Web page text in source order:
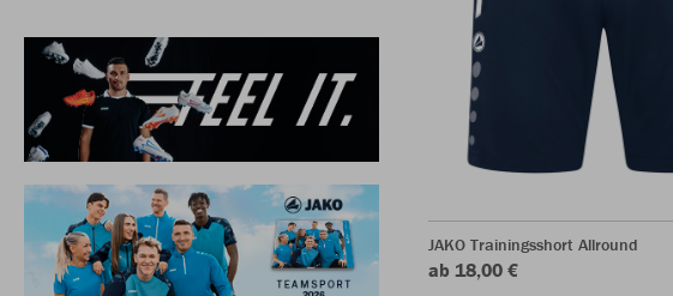
JAKO Trainingsshort Allround
ab 18,00 €